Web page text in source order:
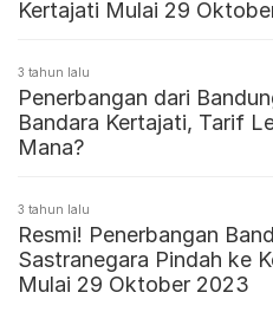
Kertajati Mulai 29
3 tahun lalu
Penerbangan dari
Bandara Kertajati, Tarif
Mana?
3 tahun lalu
Resmi! Penerbangan
Sastranegara Pindah ke
Mulai 29 Oktober 2023